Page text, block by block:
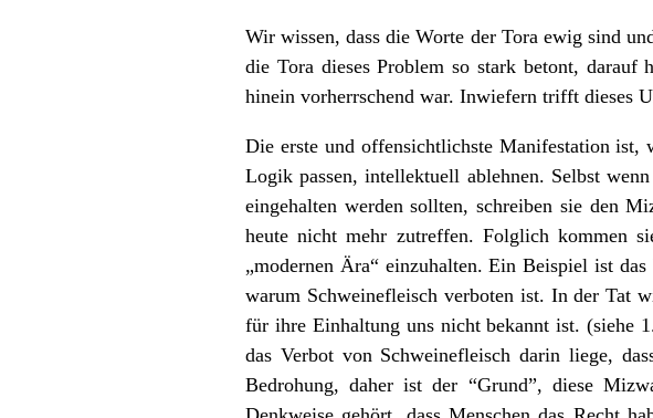
Wir wissen, dass die Worte der Tora ewig sind
die Tora dieses Problem so stark betont, darauf
hinein vorherrschend war. Inwiefern trifft dieses
Die erste und offensichtlichste Manifestation
Logik passen, intellektuell ablehnen. Selbst
eingehalten werden sollten, schreiben sie den
heute nicht mehr zutreffen. Folglich kommen
„modernen Ära“ einzuhalten. Ein Beispiel ist
warum Schweinefleisch verboten ist. In der Tat
für ihre Einhaltung uns nicht bekannt ist. (siehe
das Verbot von Schweinefleisch darin liege,
Bedrohung, daher ist der “Grund”, diese